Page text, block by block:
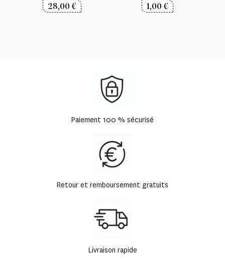
28,00€ 1,00€
Paiement 100 % sécurisé
Retour et remboursement gratuits
Livraison rapide